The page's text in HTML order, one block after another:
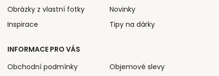
Obrázky z vlastní fotky
Inspirace
Novinky
Tipy na dárky
INFORMACE PRO VÁS
Obchodní podmínky
Objemové slevy